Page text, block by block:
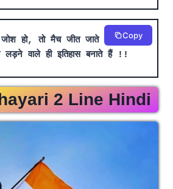
हो, तो मैच जीत जाते हैं
वाले ही इतिहास बनाते हैं !!
Copy
2 Line Hindi